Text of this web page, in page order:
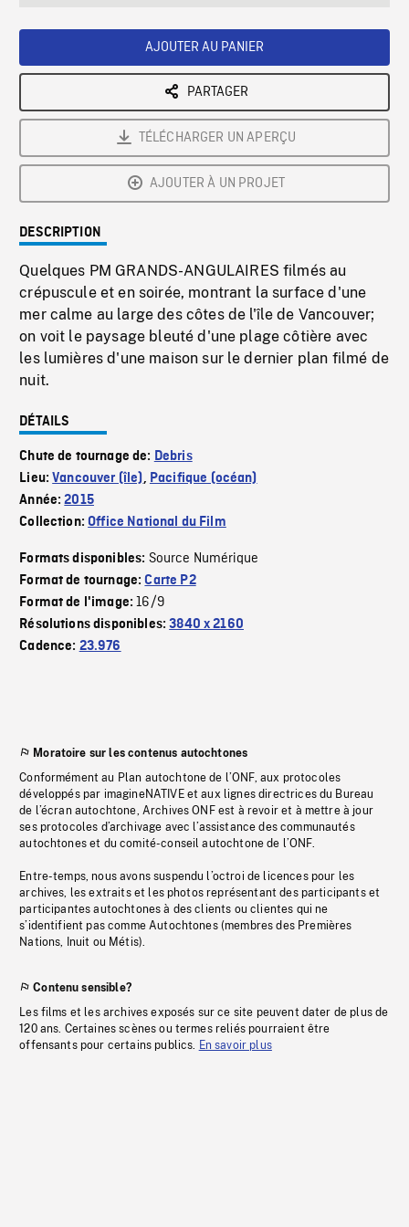
AJOUTER AU PANIER
PARTAGER
TÉLÉCHARGER UN APERÇU
AJOUTER À UN PROJET
DESCRIPTION
Quelques PM GRANDS-ANGULAIRES filmés au
crépuscule et en soirée, montrant la surface d'une
mer calme au large des côtes de l'île de Vancouver;
on voit le paysage bleuté d'une plage côtière avec
les lumières d'une maison sur le dernier plan filmé de
nuit.
DÉTAILS
Chute de tournage de: Debris
Lieu:Vancouver (île), Pacifique (océan)
Année:2015
Collection:Office National du Film
Formats disponibles: Source Numérique
Format de tournage:Carte P2
Format de l'image:16/9
Résolutions disponibles:3840 x 2160
Cadence: 23.976
Moratoire sur les contenus autochtones
Conformément au Plan autochtone de l’ONF, aux protocoles
développés par imagineNATIVE et aux lignes directrices du Bureau
de l’écran autochtone, Archives ONF est à revoir et à mettre à jour
ses protocoles d’archivage avec l’assistance des communautés
autochtones et du comité-conseil autochtone de l’ONF.
Entre-temps, nous avons suspendu l’octroi de licences pour les
archives, les extraits et les photos représentant des participants et
participantes autochtones à des clients ou clientes qui ne
s’identifient pas comme Autochtones (membres des Premières
Nations, Inuit ou Métis).
Contenu sensible?
Les films et les archives exposés sur ce site peuvent dater de plus de
120 ans. Certaines scènes ou termes reliés pourraient être
offensants pour certains publics. En savoir plus